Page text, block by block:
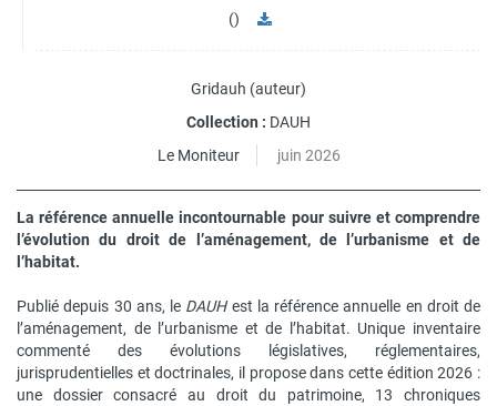
()
Gridauh (auteur)
Collection : DAUH
Le Moniteur
juin 2026
La référence annuelle incontournable pour suivre et comprendre
l’évolution du droit de l’aménagement, de l’urbanisme et de
l’habitat.
Publié depuis 30 ans, le DAUHest la référence annuelle en droit de
l’aménagement, de l’urbanisme et de l’habitat. Unique inventaire
commenté des évolutions législatives, réglementaires,
jurisprudentielles et doctrinales, il propose dans cette édition 2026 :
une dossier consacré au droit du patrimoine, 13 chroniques